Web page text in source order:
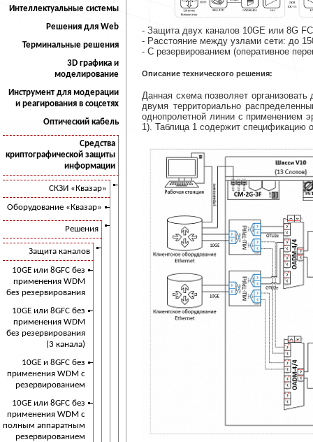
Интеллектуальные системы
Решения для Web
Терминальные решения
3D графика и
моделирование
Инструмент для модерации
и реагирования в соцсетях
Оптический кабель
Средства
криптографической защиты
информации
СКЗИ «Квазар»
Оборудование «Квазар»
Решения
Защита каналов
10GE или 8GFC без
применения WDM
без резервирования
10GE или 8GFC без
применения WDM
без резервирования
(3 канала)
10GE и 8GFC без
применения WDM с
резервированием
10GE или 8GFC без
применения WDM с
полным аппаратным
резервированием
- Защита двух каналов 10GE или 8G
- Расстояние между узлами сети: до
- С резервированием (оперативное
Описание технического решения:
Данная схема позволяет
двумя территориально
однопролетной линии с применением
1). Таблица 1 содержит спецификацию